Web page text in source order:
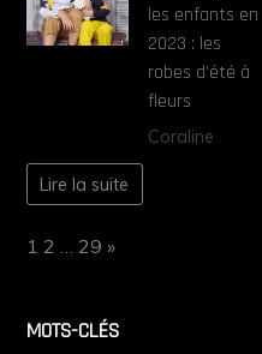
les enfants en
2023 : les
robes d’été à
fleurs
Coraline
Lire la suite
Page:
1 2 … 29 Next
»
MOTS-CLÉS